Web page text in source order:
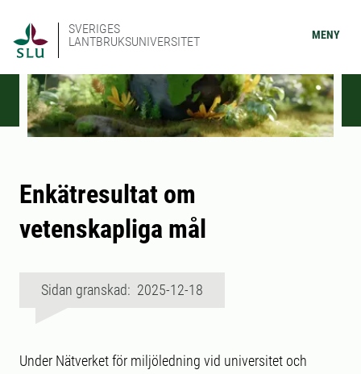
SVERIGES
LANTBRUKSUNIVERSITET
MENY
Enkätresultat om
vetenskapliga mål
Sidan granskad: 2025-12-18
Under Nätverket för miljöledning vid universitet och